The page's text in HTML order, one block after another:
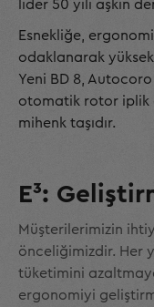
lider 50 yılı aşkın
Esnekliğe,
odaklanarak
Yeni BD 8,
otomatik rotor iplik
mihenk taşıdır.
E³:
Müşterilerimizin
önceliğimizdir. Her
tüketimini
ergonomiyi